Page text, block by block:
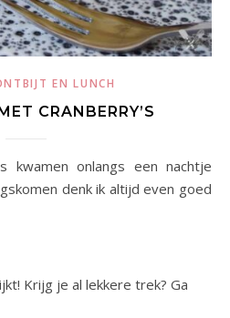
EN LUNCH
CRANBERRY’S
denk ik altijd even goed
Krijg je al lekkere trek? Ga